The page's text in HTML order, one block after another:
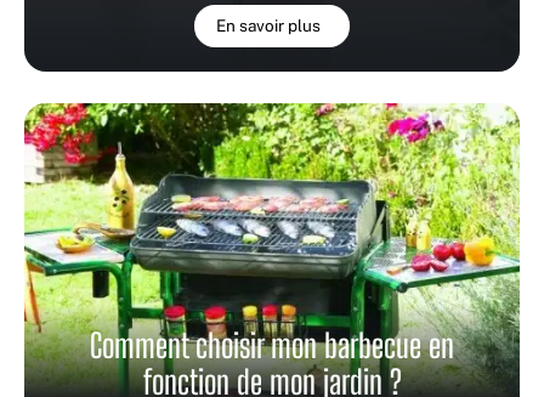
En savoir plus
Comment choisir mon barbecue en
fonction de mon jardin ?